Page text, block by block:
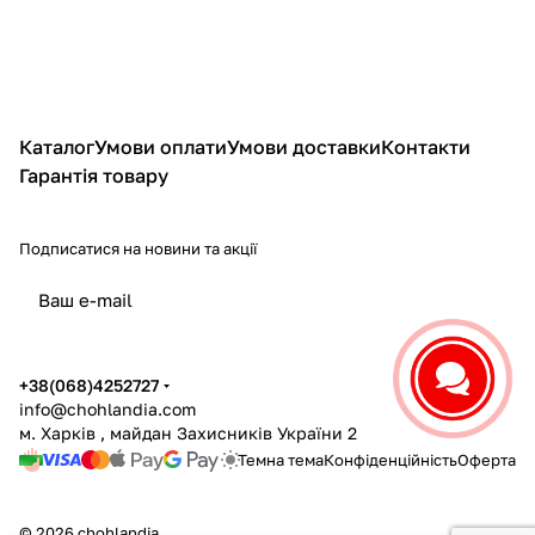
КаталогУмови оплатиУмови доставкиКонтакти
Гарантія товару
Подписатися на новини та акції
політикою конфіденційності
+38(068)4252727
info@chohlandia.com
м. Харків , майдан Захисників України 2
Темна темаКонфіденційністьОферта